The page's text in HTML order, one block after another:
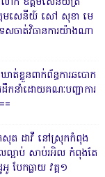
តមសេនីយ៍ សៅ សុខា មេ
េសចាត់វិធានការយ៉ាងណា
ខ្លួនពាក់ព័ន្ធការឆបោក
រដឹកនាំដោយគណៈបញ្ជាការ
សុត ដាវី នៅស្រុកកំពុង
ល្អាប់ សាប់រអិល កំពុងតែ
បែកធ្លាយ វគ្គ១